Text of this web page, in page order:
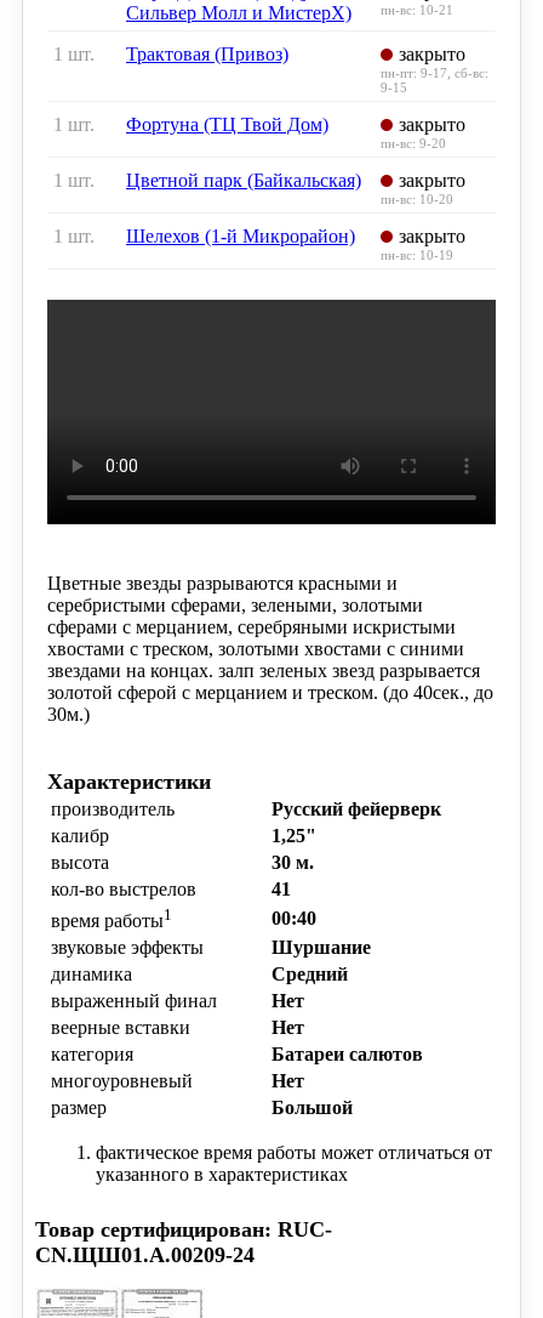
Сильвер Молл и МистерХ)
пн-вс: 10-21
1 шт. Трактовая (Привоз) закрыто
пн-пт: 9-17, сб-вс:
9-15
1 шт. Фортуна (ТЦ Твой Дом) закрыто
пн-вс: 9-20
1 шт. Цветной парк (Байкальская) закрыто
пн-вс: 10-20
1 шт. Шелехов (1-й Микрорайон) закрыто
пн-вс: 10-19
Цветные звезды разрываются красными и
серебристыми сферами, зелеными, золотыми
сферами с мерцанием, серебряными искристыми
хвостами с треском, золотыми хвостами с синими
звездами на концах. залп зеленых звезд разрывается
золотой сферой с мерцанием и треском. (до 40сек., до
30м.)
Характеристики
производитель
Русский фейерверк
калибр
1,25"
высота
30 м.
кол-во выстрелов
41
время работы1
00:40
звуковые эффекты
Шуршание
динамика
Средний
выраженный финал
Нет
веерные вставки
Нет
категория
Батареи салютов
многоуровневый
Нет
размер
Большой
фактическое время работы может отличаться от
указанного в характеристиках
Товар сертифицирован: RUC-
CN.ЩШ01.А.00209-24